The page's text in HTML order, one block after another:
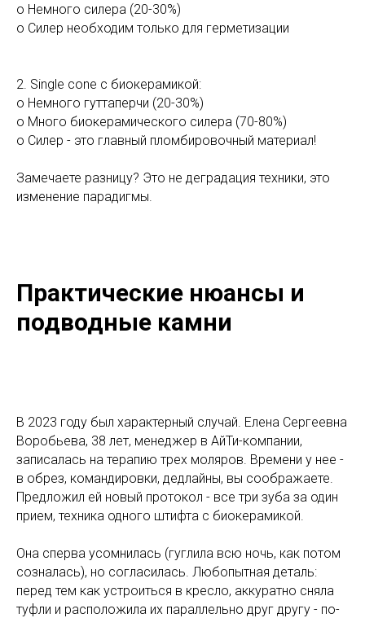
o Немного силера (20-30%)
o Силер необходим только для герметизации
2. Single cone с биокерамикой:
o Немного гуттаперчи (20-30%)
o Много биокерамического силера (70-80%)
o Силер - это главный пломбировочный материал!
Замечаете разницу? Это не деградация техники, это
изменение парадигмы.
Практические нюансы и
подводные камни
В 2023 году был характерный случай. Елена Сергеевна
Воробьева, 38 лет, менеджер в АйТи-компании,
записалась на терапию трех моляров. Времени у нее -
в обрез, командировки, дедлайны, вы соображаете.
Предложил ей новый протокол - все три зуба за один
прием, техника одного штифта с биокерамикой.
Она сперва усомнилась (гуглила всю ночь, как потом
созналась), но согласилась. Любопытная деталь:
перед тем как устроиться в кресло, аккуратно сняла
туфли и расположила их параллельно друг другу - по-